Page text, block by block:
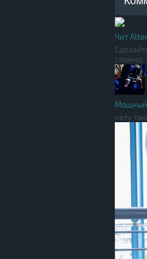
Чит
сложно,
Мощный
нету